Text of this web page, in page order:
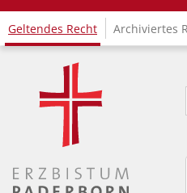
Logo Fachinformationssystem
Geltendes Recht Archiviertes